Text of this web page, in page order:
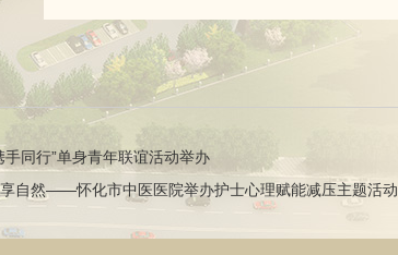
手同行”单身青年联谊活动举办
自然——怀化市中医医院举办护士心理赋能减压主题活动